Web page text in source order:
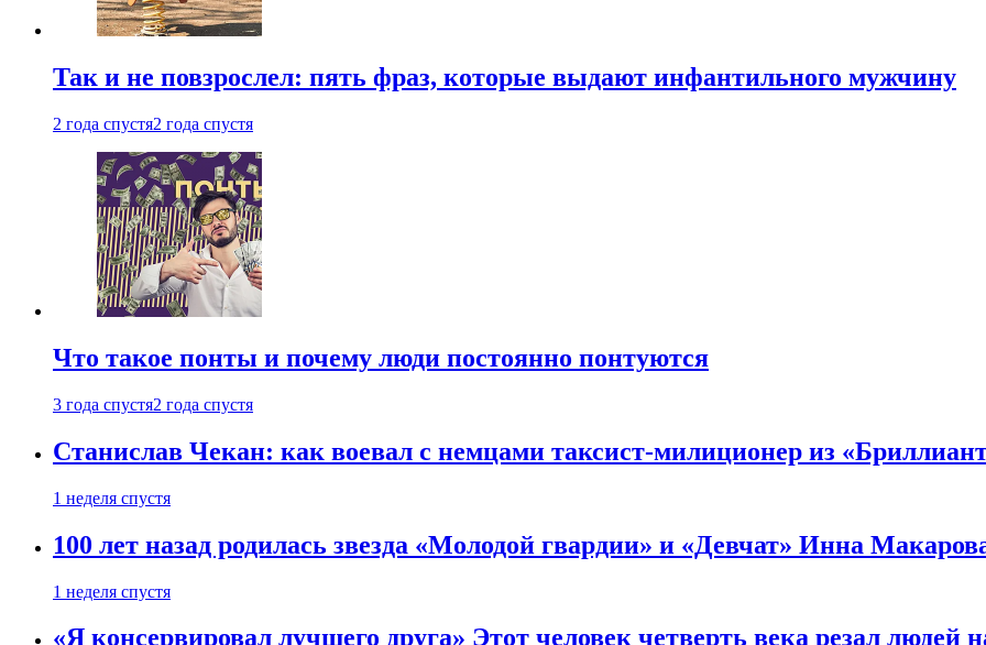
Так и не повзрослел: пять фраз, которые выдают инфантильного мужчину
2 года спустя2 года спустя
Что такое понты и почему люди постоянно понтуются
3 года спустя2 года спустя
Станислав Чекан: как воевал с немцами таксист-милиционер из
1 неделя спустя
100 лет назад родилась звезда «Молодой гвардии» и «Девчат» Инна
1 неделя спустя
«Я консервировал лучшего друга» Этот человек четверть века резал людей